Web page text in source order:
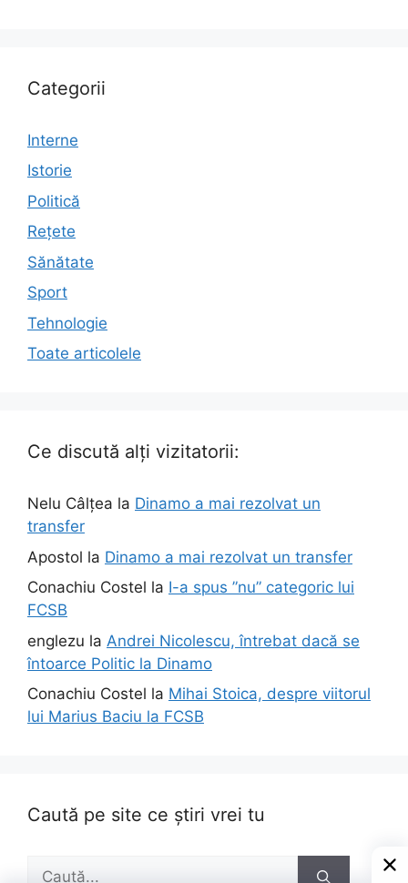
Categorii
Interne
Istorie
Politică
Rețete
Sănătate
Sport
Tehnologie
Toate articolele
Ce discută alți vizitatorii:
Nelu Câlțea la Dinamo a mai rezolvat un
transfer
Apostol la Dinamo a mai rezolvat un transfer
Conachiu Costel la I-a spus ”nu” categoric lui
FCSB
englezu la Andrei Nicolescu, întrebat dacă se
întoarce Politic la Dinamo
Conachiu Costel la Mihai Stoica, despre viitorul
lui Marius Baciu la FCSB
Caută pe site ce știri vrei tu
Caută